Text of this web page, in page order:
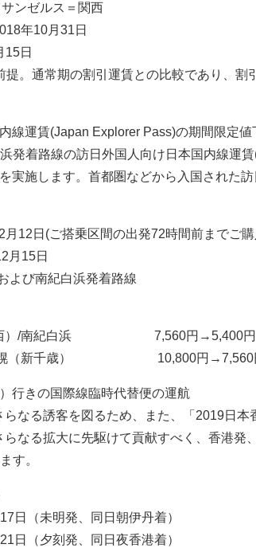
ンゼルス＝関西
年10月31日
日
通常期の割引運賃との比較であり、割
線運賃(Japan Explorer Pass)の期間限定値
発着路線の訪日外国人向け日本国内線運
実施します。首都圏などから入国された
12日(ご搭乗区間の出発72時間前までご
月15日
よび南紀白浜発着路線
関西）/南紀白浜 7,560円→5,400円
札幌（新千歳） 10,800円→7,560
行きの国際線臨時代替便の運航
なる誘客を図るため、また、「2019日本
なる拡大に先駆けて貢献すべく、香港発
す。
日（未明発、同日朝伊丹着）
日（夕刻発、同日夜香港着）